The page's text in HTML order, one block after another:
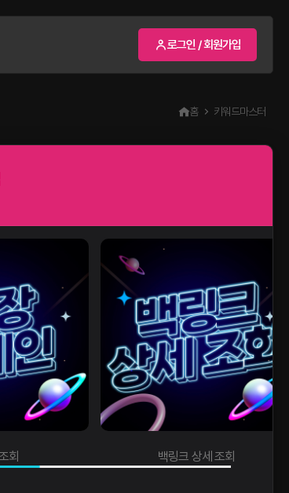
로그인 / 회원가입
홈 키워드마스터
백링크 상세 조회